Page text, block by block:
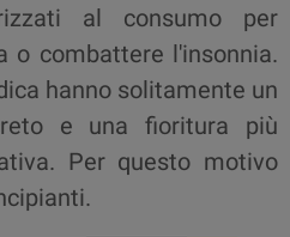
al consumo per
o combattere l'insonnia.
hanno solitamente un
e una fioritura più
Per questo motivo